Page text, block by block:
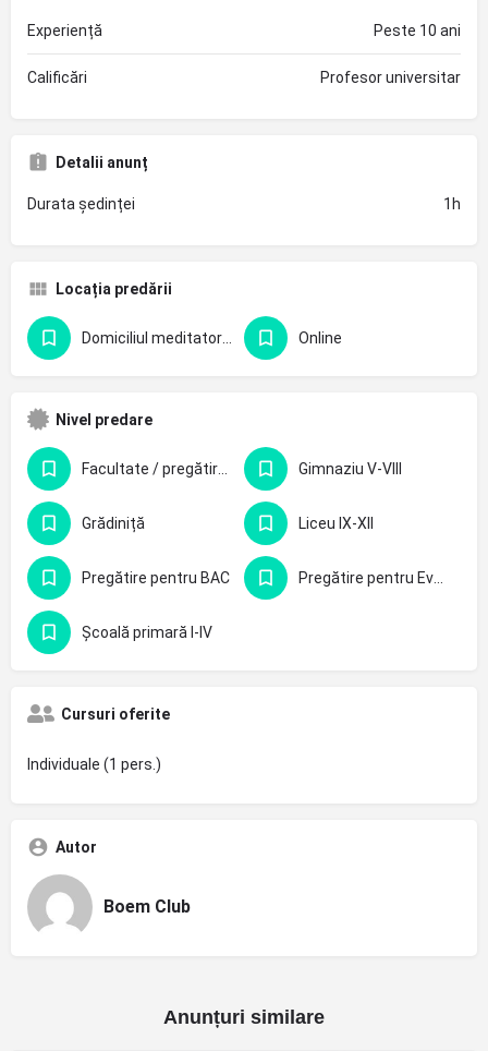
Experiență Peste 10 ani
Calificări Profesor universitar
Detalii anunț
Durata ședinței 1h
Locația predării
Online
Nivel predare
Gimnaziu V-VIII
Grădiniță Liceu IX-XII
Pregătire pentru BAC
Școală primară I-IV
Cursuri oferite
Individuale (1 pers.)
Autor
Boem Club
Anunțuri similare